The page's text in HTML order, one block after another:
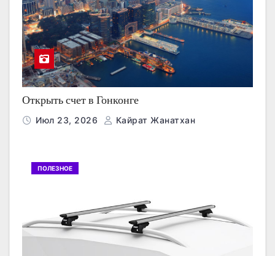
Открыть счет в Гонконге
Июл 23, 2026 Кайрат Жанатхан
ПОЛЕЗНОЕ